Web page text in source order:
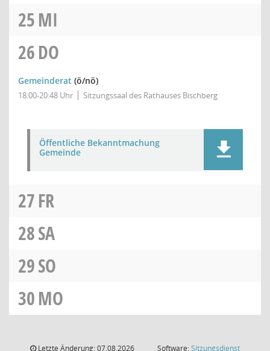
25MI
26DO
Gemeinderat (ö/nö)
18:00-20:48 Uhr Sitzungssaal des Rathauses Bischberg
Öffentliche Bekanntmachung
Gemeinde
27FR
28SA
29SO
30MO
Letzte Änderung: 07.08.2026 Software:Sitzungsdienst